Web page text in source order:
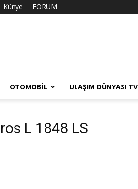
Künye FORUM
OTOMOBIL ULAŞIM DÜNYASI TV
L 1848 LS